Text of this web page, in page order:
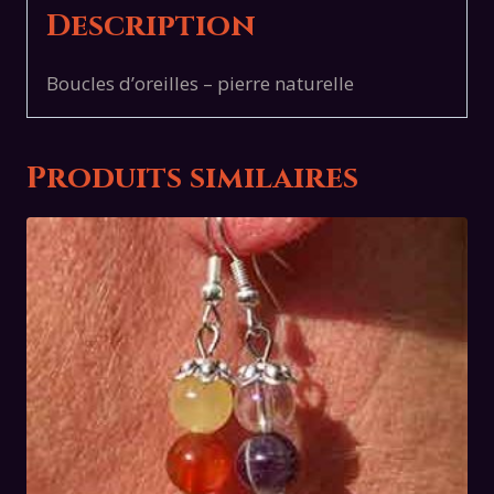
Description
Boucles d’oreilles – pierre naturelle
Produits similaires